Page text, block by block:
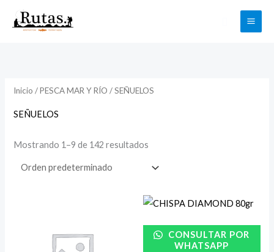
Buscar
Inicio /PESCA MAR Y RÍO / SEÑUELOS
SEÑUELOS
Mostrando 1–9 de 142 resultados
CONSULTAR POR
WHATSAPP